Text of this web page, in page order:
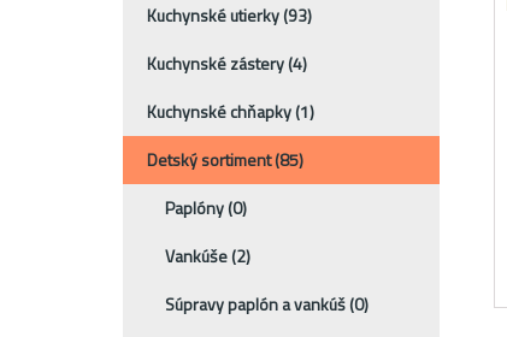
Kuchynské utierky(93)
Kuchynské zástery(4)
Kuchynské chňapky(1)
Detský sortiment(85)
Paplóny(0)
Vankúše(2)
Súpravy paplón a vankúš(0)